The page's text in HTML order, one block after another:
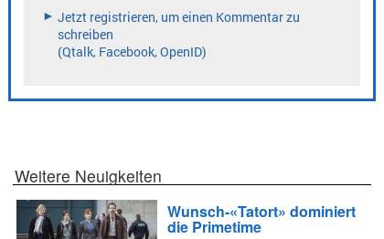
Weitere Neuigkeiten
Wunsch-«Tatort» dominiert
die Primetime